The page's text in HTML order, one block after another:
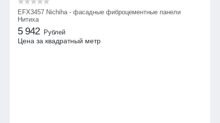
EFX3457 Nichiha - фасадные фиброцементные панели
Нитиха
5 942 Рублей
Цена за квадратный метр